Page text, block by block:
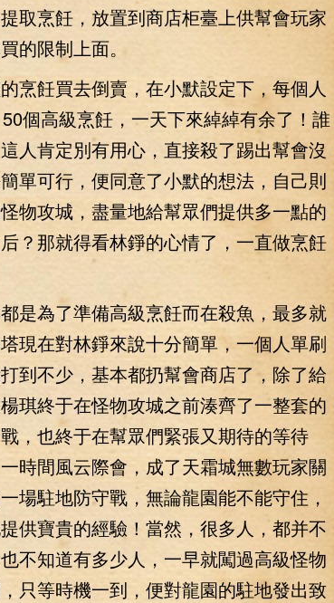
取烹飪，放置到商店柜臺上供幫會玩家
的限制上面。
飪買去倒賣，在小默設定下，每個人
個高級烹飪，一天下來綽綽有余了！誰
人肯定別有用心，直接殺了踢出幫會沒
單可行，便同意了小默的想法，自己則
物攻城，盡量地給幫眾們提供多一點的
？那就得看林錚的心情了，一直做烹飪
為了準備高級烹飪而在殺魚，最多就
現在對林錚來說十分簡單，一個人單刷
到不少，基本都扔幫會商店了，除了給
琪終于在怪物攻城之前湊齊了一整套的
，也終于在幫眾們緊張又期待的等待
時間風云際會，成了天霜城無數玩家關
場駐地防守戰，無論龍園能不能守住，
供寶貴的經驗！當然，很多人，都并不
不知道有多少人，一早就闖過高級怪物
只等時機一到，便對龍園的駐地發出致